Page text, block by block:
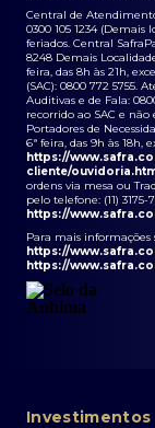
Central de Atendimento
0300 105 1234 (Demais
feriados. Central
8248 Demais
feira, das 8h às 21h,
(SAC): 0800 772 5755.
Auditivas e de Fala:
recorrido ao SAC e não
Portadores de
6ª feira, das 9h às 18h,
https://
cliente/
ordens via mesa ou
pelo telefone: (11)
https://
Para mais informações
https://
https://
Investimentos